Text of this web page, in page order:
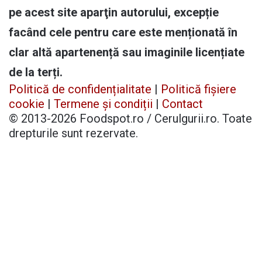
pe acest site aparţin autorului, excepție
facând cele pentru care este menționată în
clar altă apartenență sau imaginile licențiate
de la terți.
Politică de confidențialitate | Politică fișiere
cookie | Termene și condiții | Contact
© 2013-2026 Foodspot.ro / Cerulgurii.ro. Toate
drepturile sunt rezervate.